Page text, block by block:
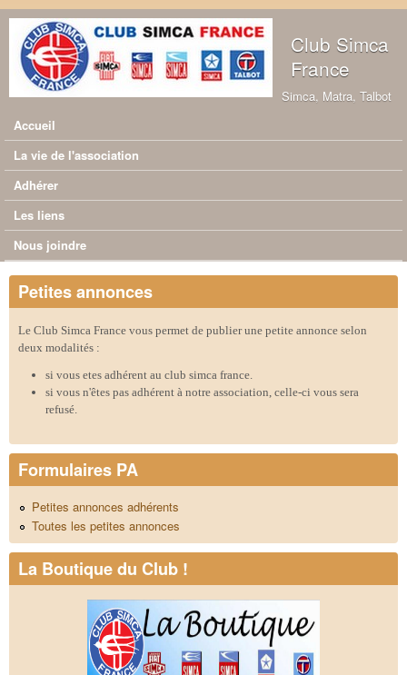
Aller au contenu principal
Club Simca
France
Simca, Matra, Talbot
Menu principal
Accueil
La vie de l'association
Adhérer
Les liens
Nous joindre
Petites annonces
Le Club Simca France vous permet de publier une petite annonce selon
deux modalités :
si vous etes adhérent au club simca france.
si vous n'êtes pas adhérent à notre association, celle-ci vous sera
refusé.
Formulaires PA
Petites annonces adhérents
Toutes les petites annonces
La Boutique du Club !